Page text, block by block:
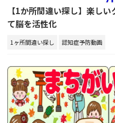
【1か所間違い探し】楽し
て脳を活性化
1ヶ所間違い探し 認知症予防動画